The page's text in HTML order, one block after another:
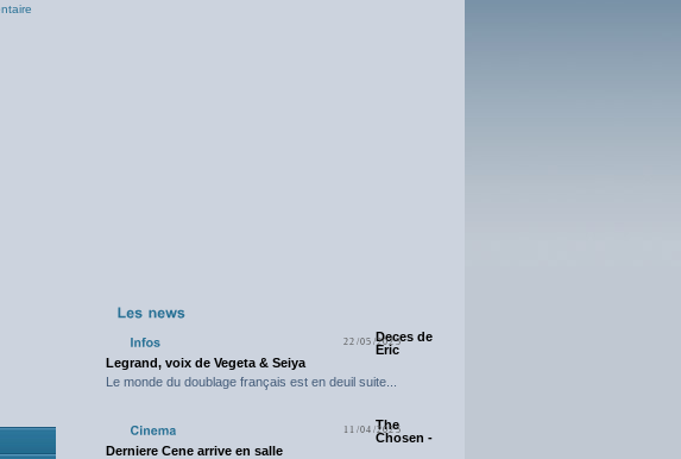
22/05/2025Deces de
Eric
Legrand, voix de Vegeta & Seiya
Le monde du doublage français est en deuil suite...
11/04/2025
The
Chosen -
Derniere Cene arrive en salle